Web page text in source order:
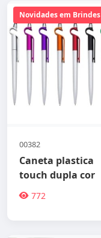
Novidades em Brindes
00382
Caneta plastica
touch dupla cor
772